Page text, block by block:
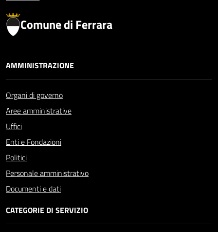
Comune di Ferrara
AMMINISTRAZIONE
Organi di governo
Aree amministrative
Uffici
Enti e Fondazioni
Politici
Personale amministrativo
Documenti e dati
CATEGORIE DI SERVIZIO